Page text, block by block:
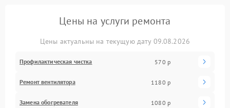
Цены на услуги ремонта
Цены актуальны на текущую дату 09.08.2026
Профилактическая чистка 570 р
Ремонт вентилятора 1180 р
Замена обогревателя 1080 р